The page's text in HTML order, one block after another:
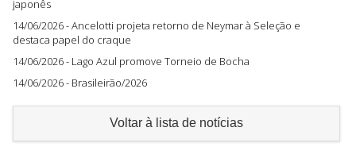
japonês
14/06/2026 - Ancelotti projeta retorno de Neymar à Seleção e
destaca papel do craque
14/06/2026 - Lago Azul promove Torneio de Bocha
14/06/2026 - Brasileirão/2026
Voltar à lista de notícias